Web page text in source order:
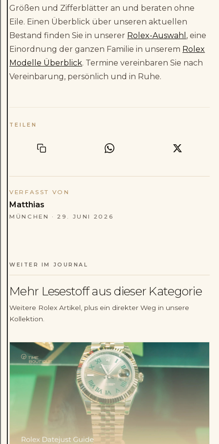
Größen und Zifferblätter an und beraten ohne
Eile. Einen Überblick über unseren aktuellen
Bestand finden Sie in unserer Rolex-Auswahl , eine
Einordnung der ganzen Familie in unserem Rolex
Modelle Überblick. Termine vereinbaren Sie nach
Vereinbarung, persönlich und in Ruhe.
TEILEN
VERFASST VON
Matthias
MÜNCHEN ·29. JUNI 2026
WEITER IM JOURNAL
Mehr Lesestoff aus dieser Kategorie
Weitere Rolex Artikel, plus ein direkter Weg in unsere
Kollektion.